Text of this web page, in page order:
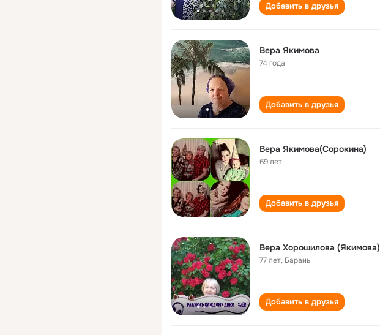
Добавить в друзья
Вера Якимова
74 года
Добавить в друзья
Вера Якимова(Сорокина)
69 лет
Добавить в друзья
Вера Хорошилова (Якимова)
77 лет, Барань
Добавить в друзья